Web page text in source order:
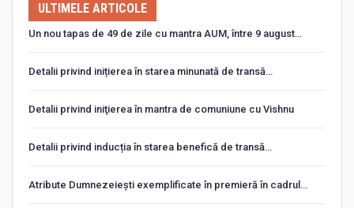
ULTIMELE ARTICOLE
Un nou tapas de 49 de zile cu mantra AUM, între 9 august…
Detalii privind inițierea în starea minunată de transă…
Detalii privind iniţierea în mantra de comuniune cu Vishnu
Detalii privind inducția în starea benefică de transă…
Atribute Dumnezeiești exemplificate în premieră în cadrul…